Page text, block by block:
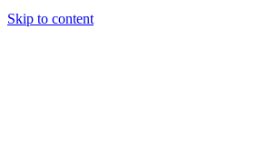
Skip to content